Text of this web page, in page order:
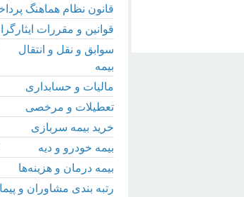
قانون نظام هماهنگ
قوانین و مقررات
سوابق و نقل و انتقال
بیمه‌
مالیات و حسابداری
تعطیلات و مرخصی
خرید بیمه سربازی
بیمه خودرو و دیه
بیمه درمان و هزینه‌ها
رتبه بندی مشاوران و